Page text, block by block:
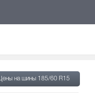
Цены на шины 185/60 R15